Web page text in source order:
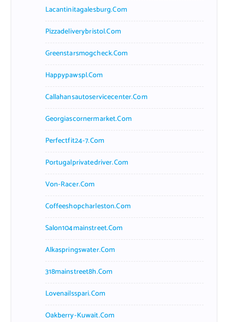
Lacantinitagalesburg.com
Pizzadeliverybristol.com
Greenstarsmogcheck.com
Happypawspl.com
Callahansautoservicecenter.com
Georgiascornermarket.com
Perfectfit24-7.com
Portugalprivatedriver.com
Von-Racer.com
Coffeeshopcharleston.com
Salon104mainstreet.com
Alkaspringswater.com
318mainstreet8h.com
Lovenailsspari.com
Oakberry-Kuwait.com